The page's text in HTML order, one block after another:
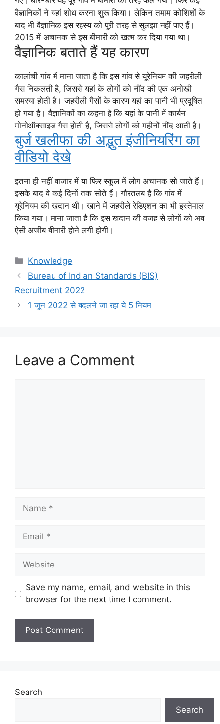
वैज्ञानिकों ने यहां शोध करना शुरू किया। लेकिन तमाम कोशिशों के
बाद भी वैज्ञानिक इस रहस्य को पूरी तरह से सुलझा नहीं पाए हैं।
2015 में अचानक से इस बीमारी को खत्म कर दिया गया था।
वैज्ञानिक बताते हैं यह कारण
कालांची गांव में माना जाता है कि इस गांव से यूरेनियम की जहरीली
गैस निकलती है, जिससे यहां के लोगों को नींद की एक अनोखी
समस्या होती है। जहरीली गैसों के कारण यहां का पानी भी प्रदूषित
हो गया है। वैज्ञानिकों का कहना है कि यहां के पानी में कार्बन
मोनोऑक्साइड गैस होती है, जिससे लोगों को महीनों नींद आती है।
बुर्ज खलीफा की अद्भुत इंजीनियरिंग का
वीडियो देखे
इतना ही नहीं बाजार में या फिर स्कूल में लोग अचानक सो जाते हैं।
इसके बाद वे कई दिनों तक सोते हैं। गौरतलब है कि गांव में
यूरेनियम की खदान थी। खाने में जहरीले रेडिएशन का भी इस्तेमाल
किया गया। माना जाता है कि इस खदान की वजह से लोगों को अब
ऐसी अजीब बीमारी होने लगी होगी।
Categories
Knowledge
Bureau of Indian Standards (BIS)
Recruitment 2022
1 जून 2022 से बदलने जा रहा ये 5 नियम
Leave a Comment
Name
Email
Website
Save my name, email, and website in this
browser for the next time I comment.
Search
Search